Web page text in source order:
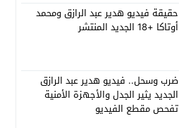
حقيقة فيديو هدير عبد الرازق ومحمد
أوتاكا +18 الجديد المنتشر
ضرب وسحل.. فيديو هدير عبد الرازق
الجديد يثير الجدل والأجهزة الأمنية
تفحص مقطع الفيديو